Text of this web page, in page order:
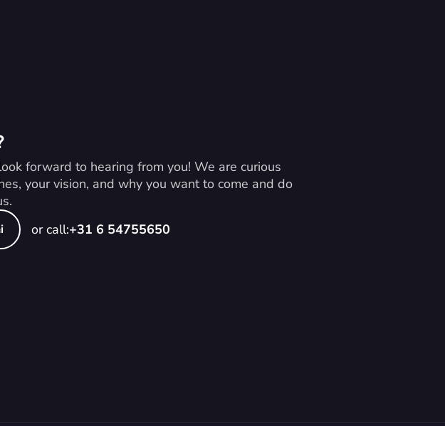
forward to hearing from you! We are curious
your vision, and why you want to come and do
or call:+31 6 54755650